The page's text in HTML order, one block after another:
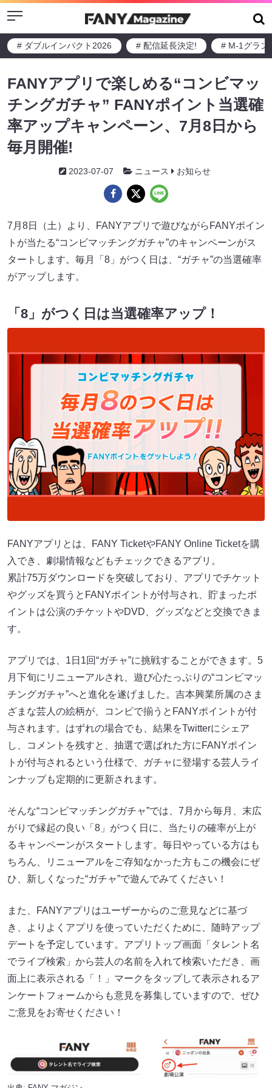
Menu
# ダブルインパクト2026 # 配信延長決定! # M-1グラン
FANYアプリで楽しめる“コンビマッ
チングガチャ” FANYポイント当選確
率アップキャンペーン、7月8日から
毎月開催!
2023-07-07 ニュース お知らせ
7月8日（土）より、FANYアプリで遊びながらFANYポイン
トが当たる“コンビマッチングガチャ”のキャンペーンがス
タートします。毎月「8」がつく日は、“ガチャ”の当選確率
がアップします。
「8」がつく日は当選確率アップ！
FANYアプリとは、FANY TicketやFANY Online Ticketを購
入でき、劇場情報などもチェックできるアプリ。
累計75万ダウンロードを突破しており、アプリでチケット
やグッズを買うとFANYポイントが付与され、貯まったポ
イントは公演のチケットやDVD、グッズなどと交換できま
す。
アプリでは、1日1回“ガチャ”に挑戦することができます。5
月下旬にリニューアルされ、遊び心たっぷりの“コンビマッ
チングガチャ”へと進化を遂げました。吉本興業所属のさま
ざまな芸人の絵柄が、コンビで揃うとFANYポイントが付
与されます。はずれの場合でも、結果をTwitterにシェア
し、コメントを残すと、抽選で選ばれた方にFANYポイン
トが付与されるという仕様で、ガチャに登場する芸人ライ
ンナップも定期的に更新されます。
そんな“コンビマッチングガチャ”では、7月から毎月、末広
がりで縁起の良い「8」がつく日に、当たりの確率が上が
るキャンペーンがスタートします。毎日やっている方はも
ちろん、リニューアルをご存知なかった方もこの機会にぜ
ひ、新しくなった“ガチャ”で遊んでみてください！
また、FANYアプリはユーザーからのご意見などに基づ
き、よりよくアプリを使っていただくために、随時アップ
デートを予定しています。アプリトップ画面「タレント名
でライブ検索」から芸人の名前を入れて検索いただき、画
面上に表示される「！」マークをタップして表示されるア
ンケートフォームからも意見を募集していますので、ぜひ
ご意見をお寄せください！